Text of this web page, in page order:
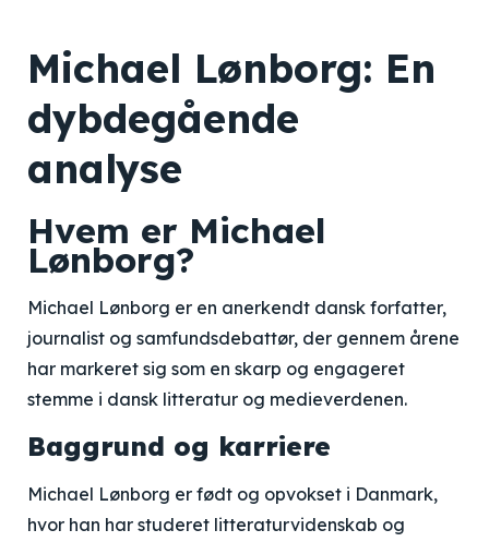
Michael Lønborg: En
dybdegående
analyse
Hvem er Michael
Lønborg?
Michael Lønborg er en anerkendt dansk forfatter,
journalist og samfundsdebattør, der gennem årene
har markeret sig som en skarp og engageret
stemme i dansk litteratur og medieverdenen.
Baggrund og karriere
Michael Lønborg er født og opvokset i Danmark,
hvor han har studeret litteraturvidenskab og